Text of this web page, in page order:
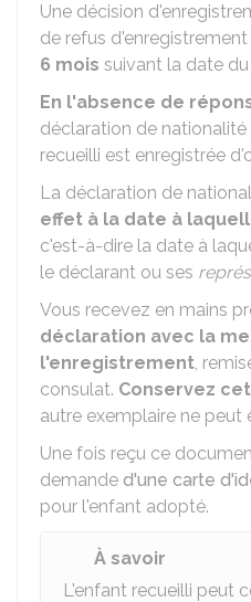
Une décision
de refus
6 mois suivant la date du
En l'absence de
déclaration de
recueilli est enregistrée
La déclaration de
effet à la date à
c'est-à-dire la date à
le déclarant ou ses
Vous recevez en mains
déclaration avec la
l'enregistrement,
consulat. Conservez
autre exemplaire ne peut
Une fois reçu ce
demande d'une carte
pour l'enfant adopté.
À savoir
L'enfant recueilli peut